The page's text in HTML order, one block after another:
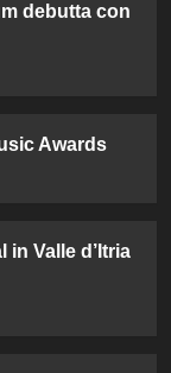
debutta con
Awards
Valle d’Itria